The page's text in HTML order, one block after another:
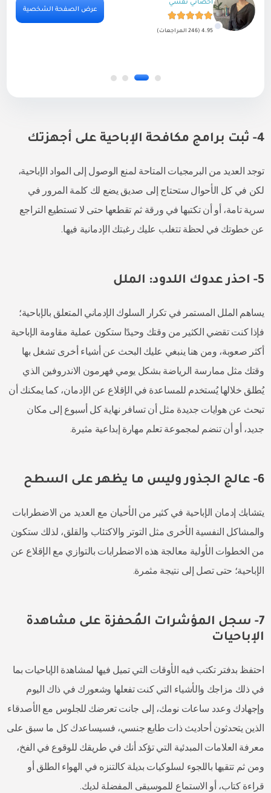
أخصائي نفسي
4.95 (246 المراجعات)
عرض الصفحة الشخصية
4- ثبت برامج مكافحة الإباحية على أجهزتك
توجد العديد من البرمجيات المتاحة لمنع الوصول إلى المواد الإباحية،
لكن في كل الأحوال ستحتاج إلى صديق يضع لك كلمة المرور في
سرية تامة، أو أن تكتبها في ورقة ثم تقطعها حتى لا تستطيع التراجع
عن خطوتك في لحظة تتغلب عليك رغبتك الإدمانية فيها.
5- احذر عدوك اللدود: الملل
يساهم الملل المستمر في تكرار السلوك الإدماني المتعلق بالإباحية؛
فإذا كنت تقضي الكثير من وقتك وحيدًا ستكون عملية مقاومة الإباحية
أكثر صعوبة، ومن هنا ينبغي عليك البحث عن أشياء أخرى تشغل بها
وقتك مثل ممارسة الرياضة بشكل يومي فهرمون الاندروفين الذي
يُطلق خلالها يُستخدم للمساعدة في الإقلاع عن الإدمان، كما يمكنك أن
تبحث عن هوايات جديدة مثل أن تسافر نهاية كل أسبوع إلى مكان
جديد، أو أن تنضم لمجموعة تعلم مهارة إبداعية مثيرة.
6- عالج الجذور وليس ما يظهر على السطح
يتشابك إدمان الإباحية في كثير من الأحيان مع العديد من الاضطرابات
والمشاكل النفسية الأخرى مثل التوتر والاكتئاب والقلق، لذلك ستكون
من الخطوات الأولية معالجة هذه الاضطرابات بالتوازي مع الإقلاع عن
الإباحية؛ حتى تصل إلى نتيجة مثمرة.
7- سجل المؤشرات المُحفزة على مشاهدة
الإباحيات
احتفظ بدفتر تكتب فيه الأوقات التي تميل فيها لمشاهدة الإباحيات بما
في ذلك مزاجك والأشياء التي كنت تفعلها وشعورك في ذاك اليوم
وإجهادك وعدد ساعات نومك، إلى جانت تعرضك للجلوس مع الأصدقاء
الذين يتحدثون أحاديث ذات طابع جنسي، فسيساعدك كل ما سبق على
معرفة العلامات المبدئية التي تؤكد أنك في طريقك للوقوع في الفخ،
ومن ثم تتقيها باللجوء لسلوكيات بديلة كالتنزه في الهواء الطلق أو
قراءة كتاب، أو الاستماع للموسيقى المفضلة لديك.